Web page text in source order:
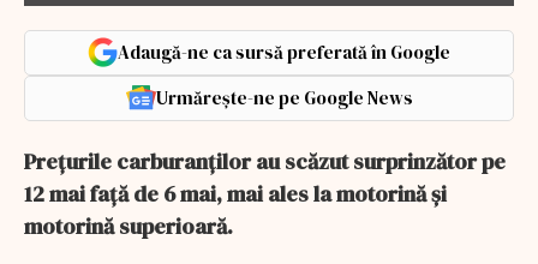
Adaugă-ne ca sursă preferată în Google
Urmărește-ne pe Google News
Prețurile carburanților au scăzut surprinzător pe
12 mai față de 6 mai, mai ales la motorină și
motorină superioară.